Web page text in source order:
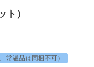
）
常温品は同梱不可）